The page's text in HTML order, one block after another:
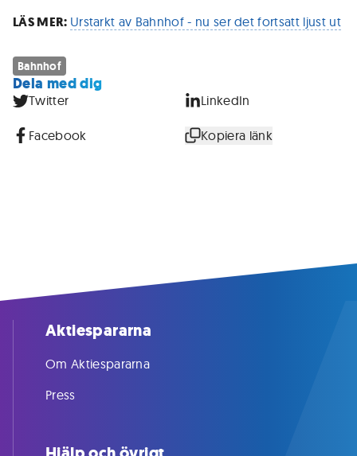
LÄS MER: Urstarkt av Bahnhof - nu ser det fortsatt ljust ut
Bahnhof
Dela med dig
Twitter LinkedIn
Facebook Kopiera länk
Aktiespararna
Om Aktiespararna
Press